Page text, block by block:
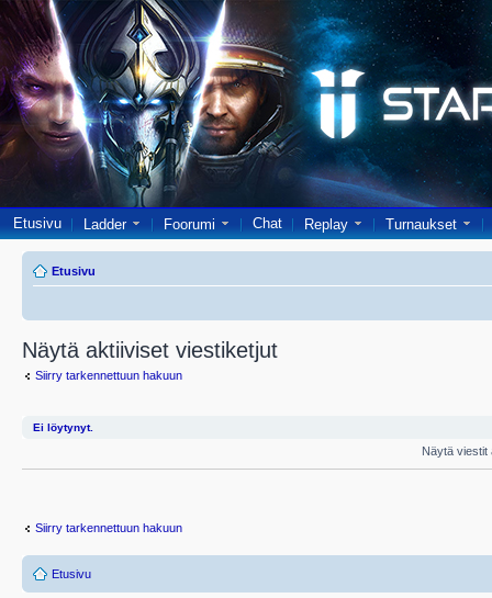
Etusivu Ladder Foorumi Chat Replay Turnaukset
Etusivu
Näytä aktiiviset viestiketjut
Siirry tarkennettuun hakuun
Ei löytynyt.
Näytä viestit
Siirry tarkennettuun hakuun
Etusivu